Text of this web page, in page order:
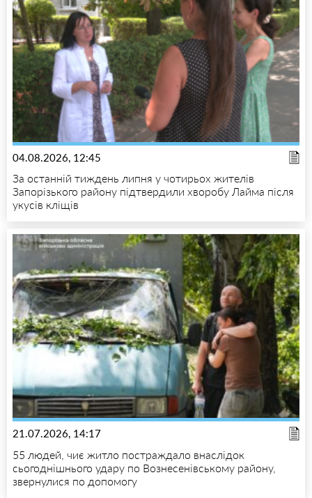
04.08.2026, 12:45
За останній тиждень липня у чотирьох жителів
Запорізького району підтвердили хворобу Лайма після
укусів кліщів
21.07.2026, 14:17
55 людей, чиє житло постраждало внаслідок
сьогоднішнього удару по Вознесенівському району,
звернулися по допомогу